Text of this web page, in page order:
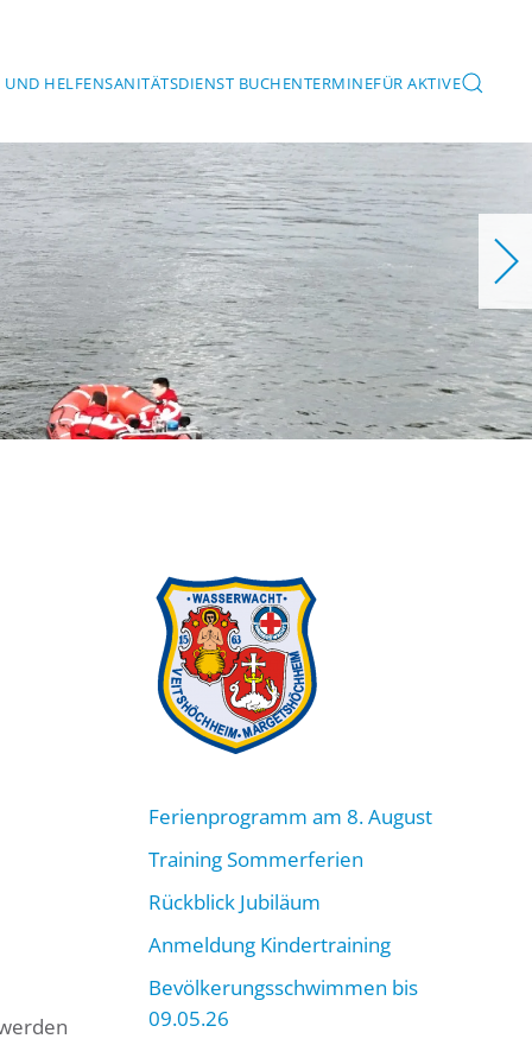
UND HELFENSANITÄTSDIENST BUCHENTERMINEFÜR AKTIVE
Ferienprogramm am 8. August
Training Sommerferien
Rückblick Jubiläum
Anmeldung Kindertraining
Bevölkerungsschwimmen bis
09.05.26